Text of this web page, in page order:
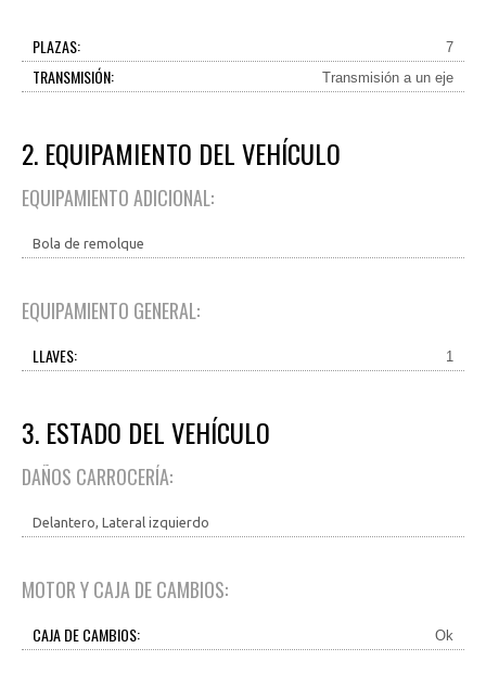
PLAZAS: 7
TRANSMISIÓN: Transmisión a un eje
2. EQUIPAMIENTO DEL VEHÍCULO
EQUIPAMIENTO ADICIONAL:
Bola de remolque
EQUIPAMIENTO GENERAL:
LLAVES: 1
3. ESTADO DEL VEHÍCULO
DAÑOS CARROCERÍA:
Delantero, Lateral izquierdo
MOTOR Y CAJA DE CAMBIOS:
CAJA DE CAMBIOS: Ok